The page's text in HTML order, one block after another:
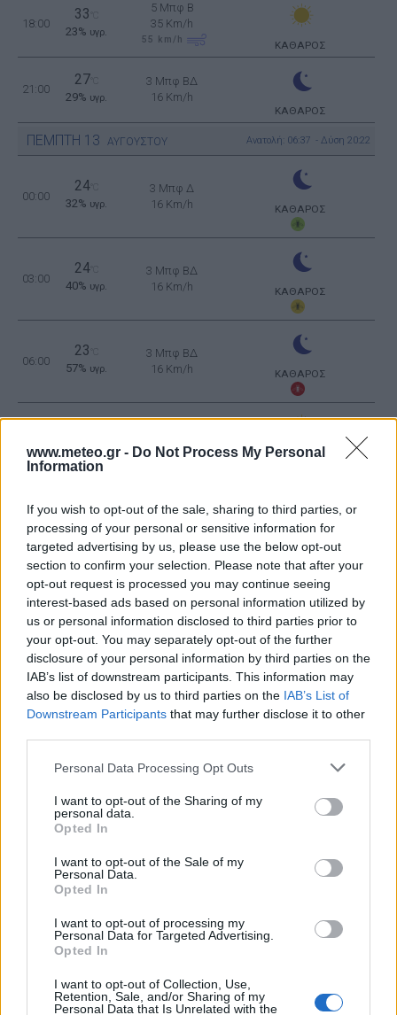
www.meteo.gr - Do Not Process My Personal
Information
If you wish to opt-out of the sale, sharing to third parties, or
processing of your personal or sensitive information for
targeted advertising by us, please use the below opt-out
section to confirm your selection. Please note that after your
opt-out request is processed you may continue seeing
interest-based ads based on personal information utilized by
us or personal information disclosed to third parties prior to
your opt-out. You may separately opt-out of the further
disclosure of your personal information by third parties on the
IAB’s list of downstream participants. This information may
also be disclosed by us to third parties on the IAB’s List of
Downstream Participants that may further disclose it to other
Personal Data Processing Opt Outs
I want to opt-out of the Sharing of my
personal data.
Opted In
I want to opt-out of the Sale of my
Personal Data.
Opted In
I want to opt-out of processing my
Personal Data for Targeted Advertising.
Opted In
I want to opt-out of Collection, Use,
Retention, Sale, and/or Sharing of my
Personal Data that Is Unrelated with the
18:00
33
23% υγρ.
5 Μπφ B
35 Km/h
55 km/h ΚΑΘΑΡΟΣ
21:00
27
29% υγρ.
3 Μπφ ΒΔ
16 Km/h
ΚΑΘΑΡΟΣ
ΠΕΜΠΤΗ 13 ΑΥΓΟΥΣΤΟΥ Ανατολή: 06:37 - Δύση 20:22
00:00
24°C
32% υγρ.
3 Μπφ Δ
16 Km/h
ΚΑΘΑΡΟΣ
03:00
24°C
40% υγρ.
3 Μπφ ΒΔ
16 Km/h
ΚΑΘΑΡΟΣ
06:00
23
57% υγρ.
3 Μπφ ΒΔ
16 Km/h
ΚΑΘΑΡΟΣ
47%υγρ.
24 Km/h
ΚΑΘΑΡΟΣ
12:00
32°C
29% υγρ.
35 Km/h
55km/h
15:00
34
25%υγρ.
5 Μπφ B
35 Km/h
55km/h ΚΑΘΑΡΟΣ
18:00
33°C
28% υγρ.
35 Km/h
55km/h ΚΑΘΑΡΟΣ
21:00
28°C
3 Μπφ B
ΠΑΡΑΣΚΕΥΗ 14
24°C
55%υγρ.
16 Km/h
ΚΑΘΑΡΟΣ
23 °C
60%υγρ.
3 Μπφ ΒΔ
16 Km/h
ΚΑΘΑΡΟΣ